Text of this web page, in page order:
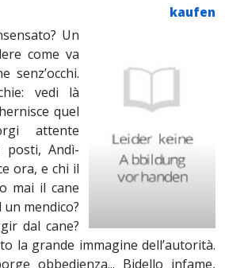
kaufen
Un
come va
senz’occhi.
vedi là
quel
attente
Andì-
ora, e chi il
mai il cane
un mendico?
dal cane?
la grande immagine dell’autorità.
obbedienza... Bidello infame,